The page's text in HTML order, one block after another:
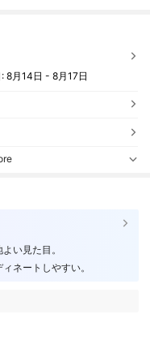
8月14日 - 8月17日
い見た目。
ネートしやすい。